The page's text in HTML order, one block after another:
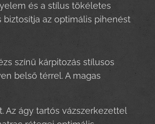
és a stílus tökéletes
biztosítja az optimális pihenést
színű kárpitozás stílusos
belső térrel. A magas
Az ágy tartós vázszerkezettel